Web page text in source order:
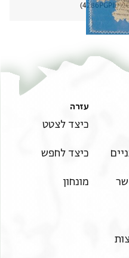
PGPID
4286
עזרה
כיצד לצטט
כיצד לחפש
מונחון